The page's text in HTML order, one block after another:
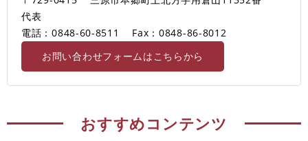
代表
電話：0848-60-8511
Fax：0848-86-8012
お問い合わせフォームはこちらから
おすすめコンテンツ